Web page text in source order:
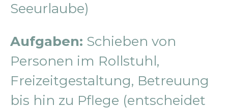
Seeurlaube)
Aufgaben: Schieben von
Personen im Rollstuhl,
Freizeitgestaltung, Betreuung
bis hin zu Pflege (entscheidet